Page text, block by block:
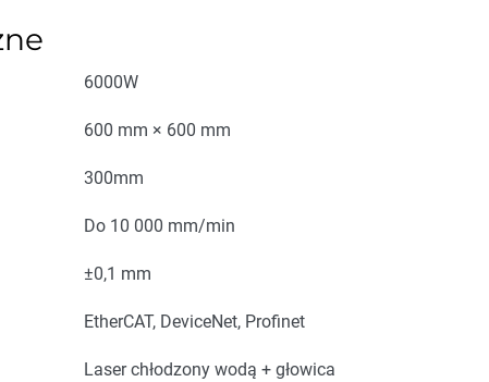
6000W
600 mm × 600 mm
300mm
Do 10 000 mm/min
±0,1 mm
EtherCAT, DeviceNet, Profinet
Laser chłodzony wodą + głowica